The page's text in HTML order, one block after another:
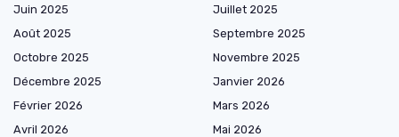
Juin 2025
Juillet 2025
Août 2025
Septembre 2025
Octobre 2025
Novembre 2025
Décembre 2025
Janvier 2026
Février 2026
Mars 2026
Avril 2026
Mai 2026